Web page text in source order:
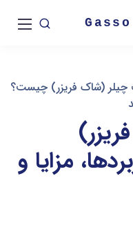
چیلر (شاک فریزر) چیست؟
مزایا و